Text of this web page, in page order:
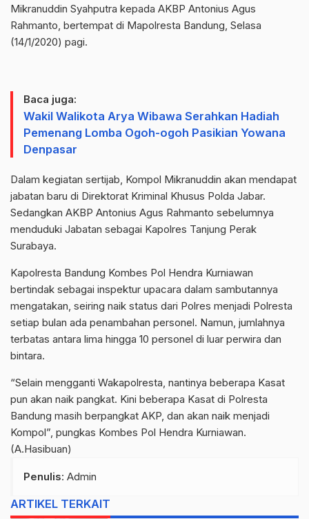
Mikranuddin Syahputra kepada AKBP Antonius Agus
Rahmanto, bertempat di Mapolresta Bandung, Selasa
(14/1/2020) pagi.
Baca juga:
Wakil Walikota Arya Wibawa Serahkan Hadiah
Pemenang Lomba Ogoh-ogoh Pasikian Yowana
Denpasar
Dalam kegiatan sertijab, Kompol Mikranuddin akan mendapat
jabatan baru di Direktorat Kriminal Khusus Polda Jabar.
Sedangkan AKBP Antonius Agus Rahmanto sebelumnya
menduduki Jabatan sebagai Kapolres Tanjung Perak
Surabaya.
Kapolresta Bandung Kombes Pol Hendra Kurniawan
bertindak sebagai inspektur upacara dalam sambutannya
mengatakan, seiring naik status dari Polres menjadi Polresta
setiap bulan ada penambahan personel. Namun, jumlahnya
terbatas antara lima hingga 10 personel di luar perwira dan
bintara.
“Selain mengganti Wakapolresta, nantinya beberapa Kasat
pun akan naik pangkat. Kini beberapa Kasat di Polresta
Bandung masih berpangkat AKP, dan akan naik menjadi
Kompol”, pungkas Kombes Pol Hendra Kurniawan.
(A.Hasibuan)
Penulis: Admin
ARTIKEL TERKAIT